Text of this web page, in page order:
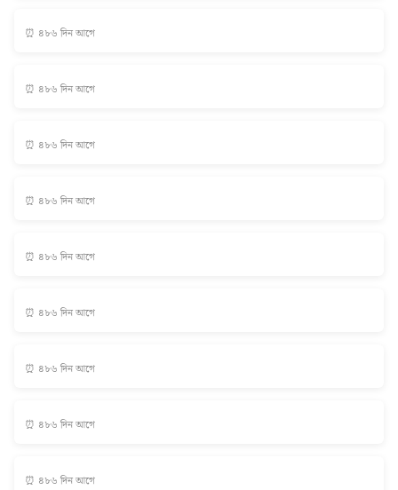
⏰ ৪৮৬ দিন আগে
⏰ ৪৮৬ দিন আগে
⏰ ৪৮৬ দিন আগে
⏰ ৪৮৬ দিন আগে
⏰ ৪৮৬ দিন আগে
⏰ ৪৮৬ দিন আগে
⏰ ৪৮৬ দিন আগে
⏰ ৪৮৬ দিন আগে
⏰ ৪৮৬ দিন আগে